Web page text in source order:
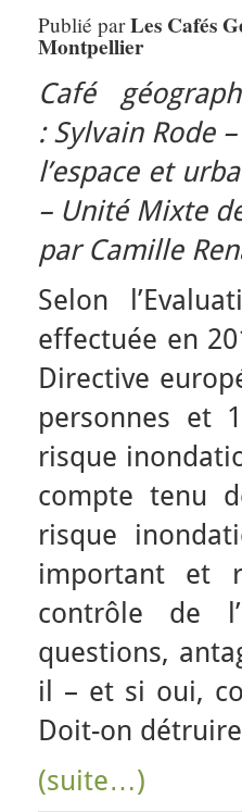
Publié parLes Cafés
Montpellier
Café
: Sylvain Rode
l’espace et
– Unité Mixte
par Camille
Selon
effectuée en
Directive
personnes et
risque
compte tenu
risque
important et
contrôle de
questions,
il – et si oui,
Doit-on
(suite…)